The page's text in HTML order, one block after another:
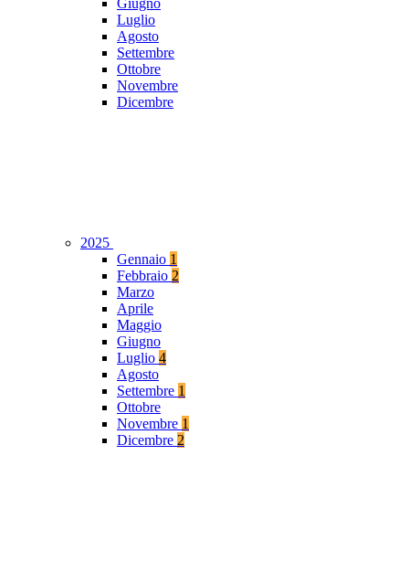
Giugno
Luglio
Agosto
Settembre
Ottobre
Novembre
Dicembre
2025
Gennaio 1
Febbraio 2
Marzo
Aprile
Maggio
Giugno
Luglio 4
Agosto
Settembre 1
Ottobre
Novembre 1
Dicembre 2